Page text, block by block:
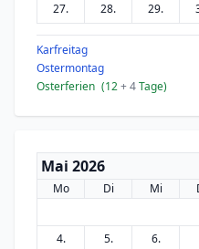
27.
28. 29.
Karfreitag
Ostermontag
Osterferien (12+ 4Tage)
Mai 2026
Mo Di Mi
4.
5. 6.